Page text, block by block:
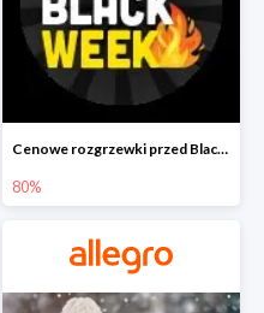
Cenowe rozgrzewki przed Black Friday na Allegro do -80%
80%